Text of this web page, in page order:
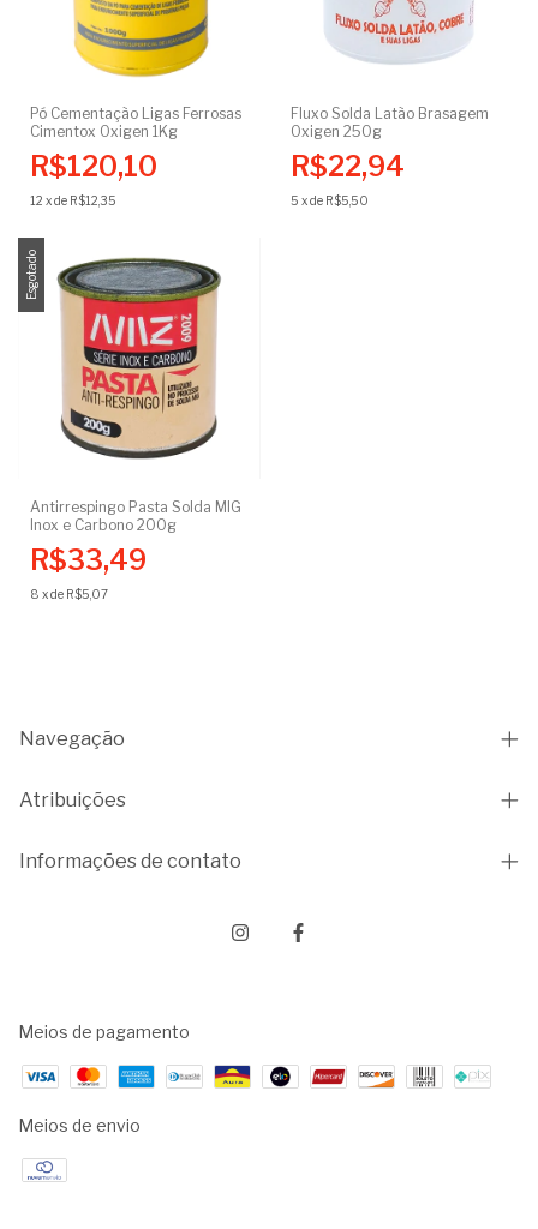
Pó Cementação Ligas Ferrosas
Cimentox Oxigen 1Kg
R$120,10
12 xde R$12,35
Fluxo Solda Latão Brasagem
Oxigen 250g
R$22,94
5 xde R$5,50
Esgotado
Antirrespingo Pasta Solda MIG
Inox e Carbono 200g
R$33,49
8 xde R$5,07
Navegação
Atribuições
Informações de contato
Meios de pagamento
Meios de envio